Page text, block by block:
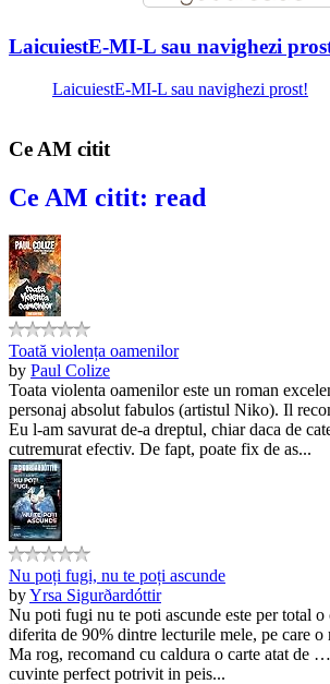
LaicuiestE-MI-L sau navighezi
LaicuiestE-MI-L sau navighezi prost!
Ce AM citit
Ce AM citit: read
Toată violența oamenilor
by Paul Colize
Toata violenta oamenilor este un roman
personaj absolut fabulos (artistul Niko). Il
Eu l-am savurat de-a dreptul, chiar daca de
cutremurat efectiv. De fapt, poate fix de as...
Nu poți fugi, nu te poți ascunde
byYrsa Sigurðardóttir
Nu poti fugi nu te poti ascunde este per total o
diferita de 90% dintre lecturile mele, pe care o
Ma rog, recomand cu caldura o carte atat de
cuvinte perfect potrivit in peis...